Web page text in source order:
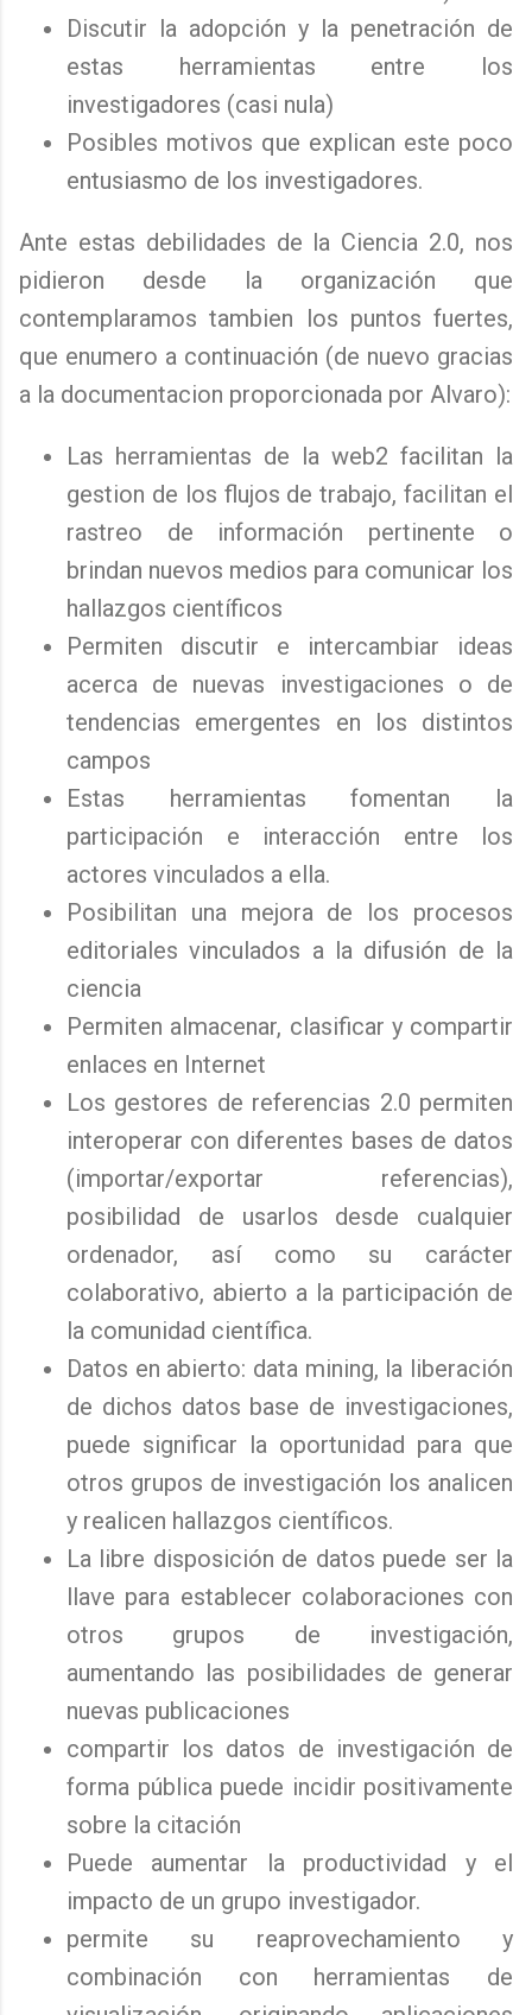
Discutir la adopción y la penetración de
estas herramientas entre los
investigadores (casi nula)
Posibles motivos que explican este poco
entusiasmo de los investigadores.
Ante estas debilidades de la Ciencia 2.0, nos
pidieron desde la organización que
contemplaramos tambien los puntos fuertes,
que enumero a continuación (de nuevo gracias
a la documentacion proporcionada por Alvaro):
Las herramientas de la web2 facilitan la
gestion de los flujos de trabajo, facilitan el
rastreo de información pertinente o
brindan nuevos medios para comunicar los
hallazgos científicos
Permiten discutir e intercambiar ideas
acerca de nuevas investigaciones o de
tendencias emergentes en los distintos
campos
Estas herramientas fomentan la
participación e interacción entre los
actores vinculados a ella.
Posibilitan una mejora de los procesos
editoriales vinculados a la difusión de la
ciencia
Permiten almacenar, clasificar y compartir
enlaces en Internet
Los gestores de referencias 2.0 permiten
interoperar con diferentes bases de datos
(importar/exportar referencias),
posibilidad de usarlos desde cualquier
ordenador, así como su carácter
colaborativo, abierto a la participación de
la comunidad científica.
Datos en abierto: data mining, la liberación
de dichos datos base de investigaciones,
puede significar la oportunidad para que
otros grupos de investigación los analicen
y realicen hallazgos científicos.
La libre disposición de datos puede ser la
llave para establecer colaboraciones con
otros grupos de investigación,
aumentando las posibilidades de generar
nuevas publicaciones
compartir los datos de investigación de
forma pública puede incidir positivamente
sobre la citación
Puede aumentar la productividad y el
impacto de un grupo investigador.
permite su reaprovechamiento y
combinación con herramientas de